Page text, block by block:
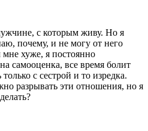
с которым живу. Но я
почему, и не могу от него
хуже, я постоянно
самооценка, все время болит
с сестрой и то изредка.
разрывать эти отношения, но я